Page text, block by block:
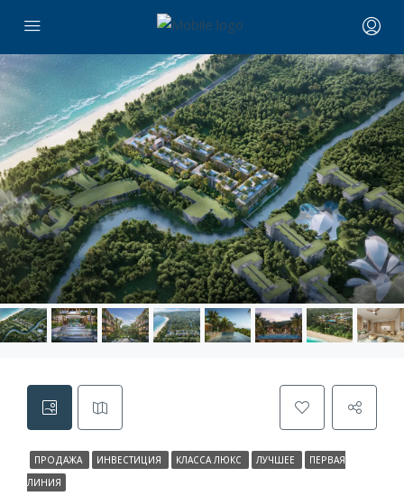
ПРОДАЖА ИНВЕСТИЦИЯ КЛАССА ЛЮКС ЛУЧШЕЕ
ПЕРВАЯ
ЛИНИЯ